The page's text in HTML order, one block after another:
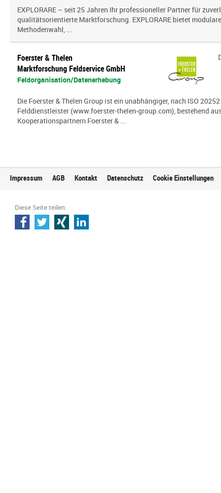
EXPLORARE – seit 25 Jahren Ihr professioneller Partner für
qualitätsorientierte Marktforschung. EXPLORARE bietet
Methodenwahl, ...
Foerster & Thelen
Marktforschung Feldservice GmbH
Feldorganisation/Datenerhebung
Die Foerster & Thelen Group ist ein unabhängiger, nach ISO
Felddienstleister (www.foerster-thelen-group.com), bestehend
Kooperationspartnern Foerster & ...
Impressum AGB Kontakt Datenschutz Cookie Einstellungen
Diese Seite teilen: